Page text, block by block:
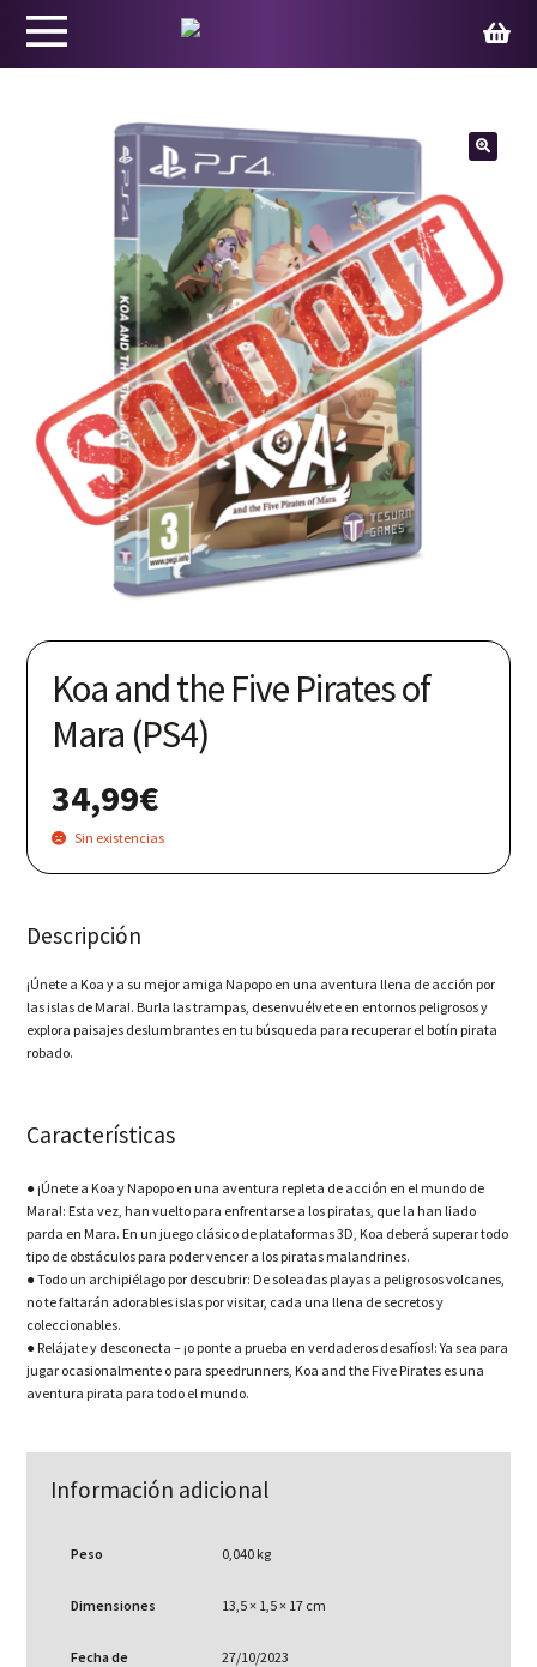
Koa and the Five Pirates of
Mara (PS4)
34,99€
Sin existencias
Descripción
¡Únete a Koa y a su mejor amiga Napopo en una aventura llena de acción por
las islas de Mara!. Burla las trampas, desenvuélvete en entornos peligrosos y
explora paisajes deslumbrantes en tu búsqueda para recuperar el botín pirata
robado.
Características
● ¡Únete a Koa y Napopo en una aventura repleta de acción en el mundo de
Mara!: Esta vez, han vuelto para enfrentarse a los piratas, que la han liado
parda en Mara. En un juego clásico de plataformas 3D, Koa deberá superar todo
tipo de obstáculos para poder vencer a los piratas malandrines.
● Todo un archipiélago por descubrir: De soleadas playas a peligrosos volcanes,
no te faltarán adorables islas por visitar, cada una llena de secretos y
coleccionables.
● Relájate y desconecta – ¡o ponte a prueba en verdaderos desafíos!: Ya sea para
jugar ocasionalmente o para speedrunners, Koa and the Five Pirates es una
aventura pirata para todo el mundo.
Información adicional
Peso 0,040 kg
Dimensiones 13,5 × 1,5 × 17 cm
Fecha de
27/10/2023
Productos
Juegos
Ed. Coleccionista
Merchandising
Contacto
Carrito
Nuestras redes: